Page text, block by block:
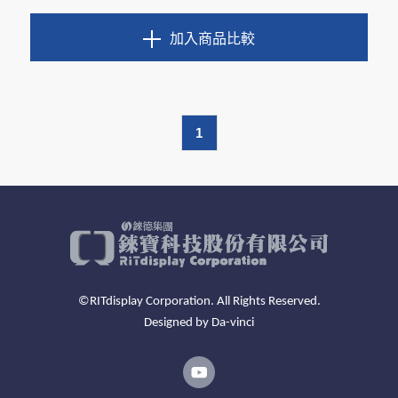
加入商品比較
1
©RITdisplay Corporation. All Rights Reserved.
Designed by Da-vinci